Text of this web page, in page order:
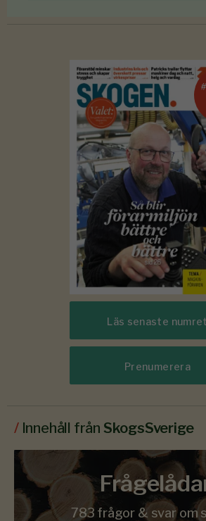
#
Läs senaste numret
Prenumerera
/ Innehåll från SkogsSverige
783 frågor & svar om